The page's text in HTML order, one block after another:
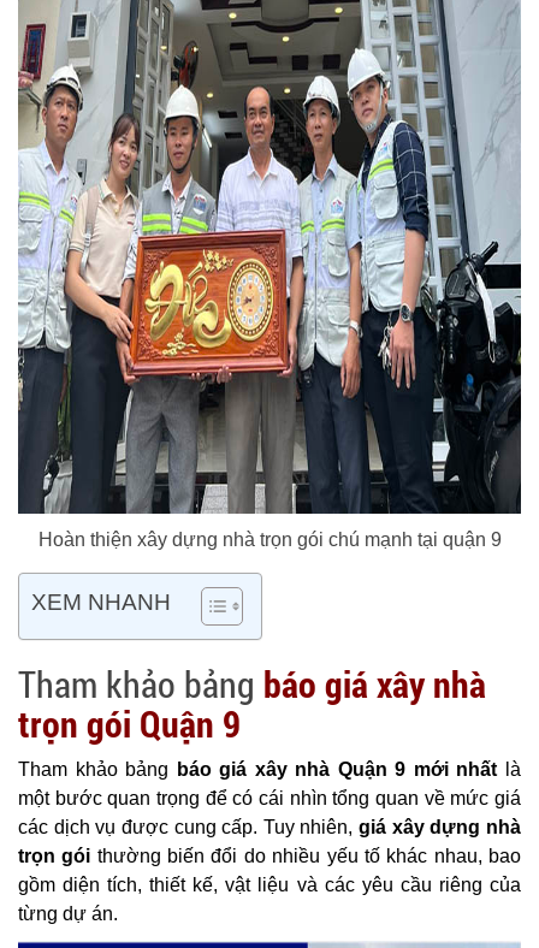
Hoàn thiện xây dựng nhà trọn gói chú mạnh tại quận 9
XEM NHANH
Tham khảo bảng báo giá xây nhà
trọn gói Quận 9
Tham khảo bảng báo giá xây nhà Quận 9 mới nhất là
một bước quan trọng để có cái nhìn tổng quan về mức giá
các dịch vụ được cung cấp. Tuy nhiên,giá xây dựng nhà
trọn gói thường biến đổi do nhiều yếu tố khác nhau, bao
gồm diện tích, thiết kế, vật liệu và các yêu cầu riêng của
từng dự án.